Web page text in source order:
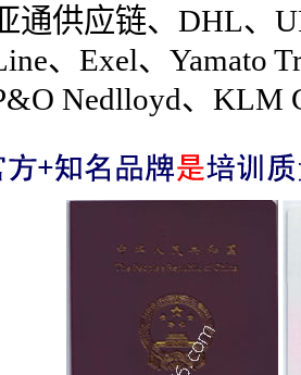
通供应链、DHL、
、Exel、Yamato
Nedlloyd、KLM